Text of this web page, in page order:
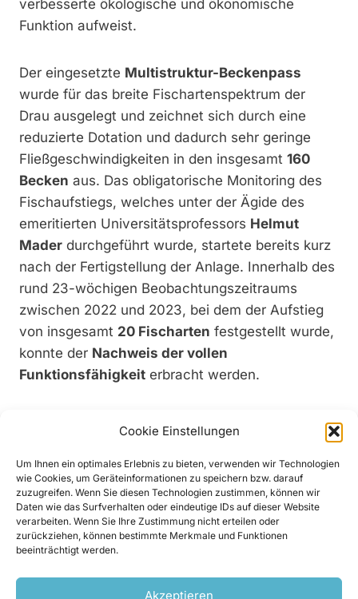
Cookie Einstellungen
Um Ihnen ein optimales Erlebnis zu bieten, verwenden wir Technologien
wie Cookies, um Geräteinformationen zu speichern bzw. darauf
zuzugreifen. Wenn Sie diesen Technologien zustimmen, können wir
Daten wie das Surfverhalten oder eindeutige IDs auf dieser Website
verarbeiten. Wenn Sie Ihre Zustimmung nicht erteilen oder
zurückziehen, können bestimmte Merkmale und Funktionen
beeinträchtigt werden.
Akzeptieren
verbesserte ökologische und ökonomische
Funktion aufweist.
Der eingesetzte Multistruktur-Beckenpass
wurde für das breite Fischartenspektrum der
Drau ausgelegt und zeichnet sich durch eine
reduzierte Dotation und dadurch sehr geringe
Fließgeschwindigkeiten in den insgesamt 160
Becken aus. Das obligatorische Monitoring des
Fischaufstiegs, welches unter der Ägide des
emeritierten Universitätsprofessors Helmut
Mader durchgeführt wurde, startete bereits kurz
nach der Fertigstellung der Anlage. Innerhalb des
rund 23-wöchigen Beobachtungszeitraums
zwischen 2022 und 2023, bei dem der Aufstieg
von insgesamt 20 Fischarten festgestellt wurde,
konnte der Nachweis der vollen
Funktionsfähigkeit erbracht werden.
Kraftwerks Feistritz-Ludmannsdorf wird von
VERBUNDfür ein dauerhaftesvideobasiertes
Monitoringgenutzt. Dazu wurde am
Kraftwerksgelände eine mit modernster Technik
ausgestatteteForschungsstation